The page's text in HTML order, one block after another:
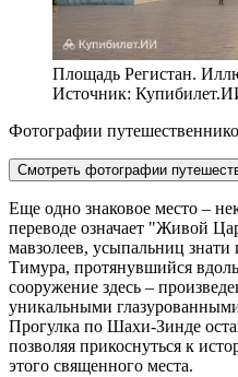
Площадь Регистан.
Источник:
Фотографии
Смотреть фотографии
Еще одно знаковое место –
переводе означает "Живой
мавзолеев, усыпальниц
Тимура, протянувшийся
сооружение здесь –
уникальными
Прогулка по Шахи-Зинде
позволяя прикоснуться к
этого священного места.